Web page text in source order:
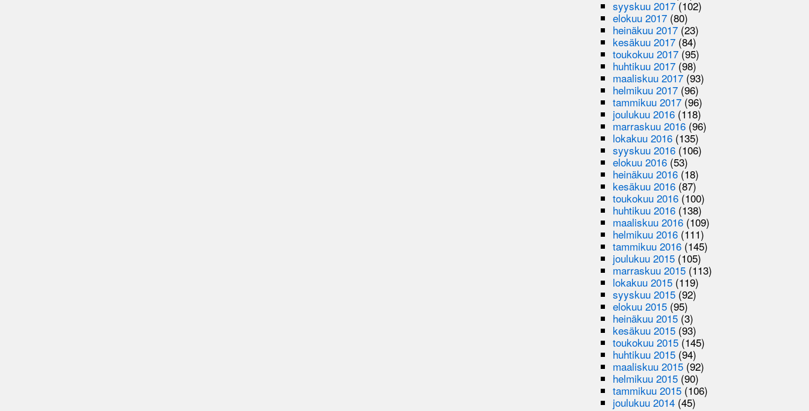
syyskuu 2017(102)
elokuu 2017 (80)
heinäkuu 2017 (23)
kesäkuu 2017 (84)
toukokuu 2017(95)
huhtikuu 2017 (98)
maaliskuu 2017 (93)
helmikuu 2017 (96)
tammikuu 2017(96)
joulukuu 2016 (118)
marraskuu 2016 (96)
lokakuu 2016 (135)
syyskuu 2016(106)
elokuu 2016 (53)
heinäkuu 2016 (18)
kesäkuu 2016 (87)
toukokuu 2016(100)
huhtikuu 2016 (138)
maaliskuu 2016 (109)
helmikuu 2016 (111)
tammikuu 2016(145)
joulukuu 2015 (105)
marraskuu 2015 (113)
lokakuu 2015 (119)
syyskuu 2015(92)
elokuu 2015 (95)
heinäkuu 2015 (3)
kesäkuu 2015 (93)
toukokuu 2015(145)
huhtikuu 2015 (94)
maaliskuu 2015 (92)
helmikuu 2015 (90)
tammikuu 2015(106)
joulukuu 2014 (45)